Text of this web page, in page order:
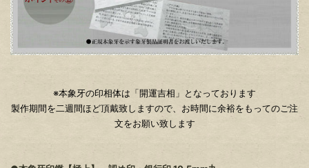
※本象牙の印相体は「開運吉相」となっております
製作期間を二週間ほど頂戴致しますので、お時間に余裕をもってのご注
文をお願い致します